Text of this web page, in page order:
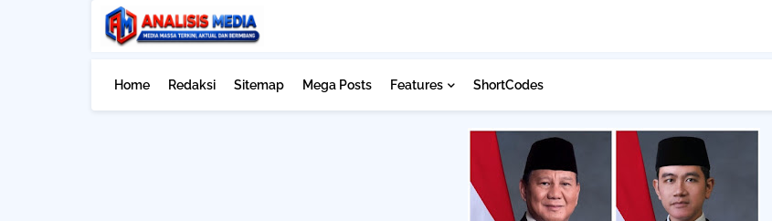
Home Redaksi Sitemap Mega Posts Features ShortCodes